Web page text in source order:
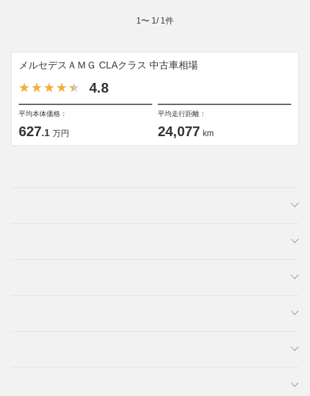
1 〜 1 / 1 件
メルセデスＡＭＧ CLAクラス 中古車相場
4.8
平均本体価格：
627.1 万円
平均走行距離：
24,077 km